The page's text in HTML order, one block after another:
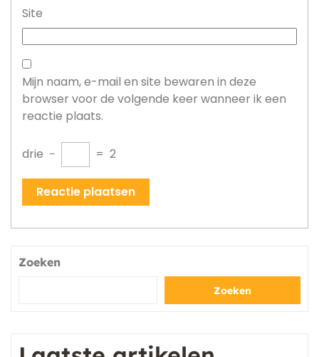
Site
Mijn naam, e-mail en site bewaren in deze
browser voor de volgende keer wanneer ik een
reactie plaats.
drie − = 2
Zoeken
Zoeken